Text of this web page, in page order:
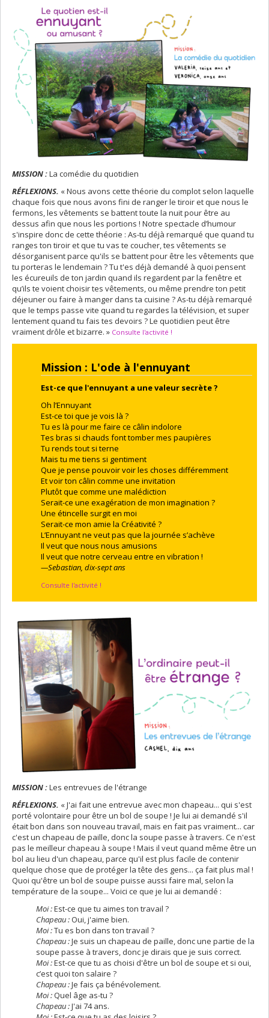
MISSION :La comédie du quotidien
RÉFLEXIONS. « Nous avons cette théorie du complot selon laquelle
chaque fois que nous avons fini de ranger le tiroir et que nous le
fermons, les vêtements se battent toute la nuit pour être au
dessus afin que nous les portions ! Notre spectacle d’humour
s'inspire donc de cette théorie : As-tu déjà remarqué que quand tu
ranges ton tiroir et que tu vas te coucher, tes vêtements se
désorganisent parce qu'ils se battent pour être les vêtements que
tu porteras le lendemain ? Tu t'es déjà demandé à quoi pensent
les écureuils de ton jardin quand ils regardent par la fenêtre et
qu’ils te voient choisir tes vêtements, ou même prendre ton petit
déjeuner ou faire à manger dans ta cuisine ? As-tu déjà remarqué
que le temps passe vite quand tu regardes la télévision, et super
lentement quand tu fais tes devoirs ? Le quotidien peut être
vraiment drôle et bizarre. » Consulte l'activité !
Mission : L'ode à l'ennuyant
Est-ce que l'ennuyant a une valeur secrète ?
Oh l’Ennuyant
Est-ce toi que je vois là ?
Tu es là pour me faire ce câlin indolore
Tes bras si chauds font tomber mes paupières
Tu rends tout si terne
Mais tu me tiens si gentiment
Que je pense pouvoir voir les choses différemment
Et voir ton câlin comme une invitation
Plutôt que comme une malédiction
Serait-ce une exagération de mon imagination ?
Une étincelle surgit en moi
Serait-ce mon amie la Créativité ?
L’Ennuyant ne veut pas que la journée s’achève
Il veut que nous nous amusions
Il veut que notre cerveau entre en vibration !
—Sebastian, dix-sept ans
Consulte l'activité !
MISSION :Les entrevues de l'étrange
RÉFLEXIONS. « J'ai fait une entrevue avec mon chapeau... qui s'est
porté volontaire pour être un bol de soupe ! Je lui ai demandé s'il
était bon dans son nouveau travail, mais en fait pas vraiment... car
c'est un chapeau de paille, donc la soupe passe à travers. Ce n'est
pas le meilleur chapeau à soupe ! Mais il veut quand même être un
bol au lieu d'un chapeau, parce qu'il est plus facile de contenir
quelque chose que de protéger la tête des gens... ça fait plus mal !
Quoi qu'être un bol de soupe puisse aussi faire mal, selon la
température de la soupe... Voici ce que je lui ai demandé :
Moi :Est-ce que tu aimes ton travail ?
Chapeau :Oui, j'aime bien.
Moi :Tu es bon dans ton travail ?
Chapeau :Je suis un chapeau de paille, donc une partie de la
soupe passe à travers, donc je dirais que je suis correct.
Moi :Est-ce que tu as choisi d'être un bol de soupe et si oui,
c’est quoi ton salaire ?
Chapeau :Je fais ça bénévolement.
Moi :Quel âge as-tu ?
Chapeau :J'ai 74 ans.